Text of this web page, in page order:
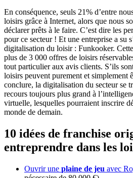
En conséquence, seuls 21% d’entre
loisirs grâce à Internet, alors que nous
déclarer prêts à le faire. C’est dire les
pour ce secteur ! Et une entreprise a su
digitalisation du loisir : Funkooker.
plus de 3 000 offres de loisirs
tout particulier aux avis clients. S’ils
loisirs peuvent purement et simplement
conclure, la digitalisation du secteur se
recours toujours plus grand à
virtuelle, lesquelles pourraient inscrire
monde de demain.
10 idées de franchise
entreprendre dans les
Ouvrir une plaine de jeu avec